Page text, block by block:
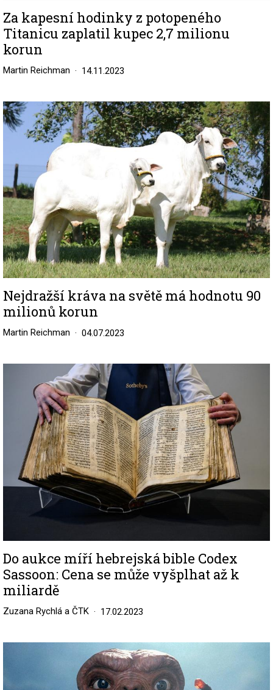
Za kapesní hodinky z potopeného
Titanicu zaplatil kupec 2,7 milionu
korun
Martin Reichman 14.11.2023
Image
Nejdražší kráva na světě má hodnotu 90
milionů korun
Martin Reichman 04.07.2023
Do aukce míří hebrejská bible Codex
Sassoon: Cena se může vyšplhat až k
miliardě
Zuzana Rychlá a ČTK 17.02.2023